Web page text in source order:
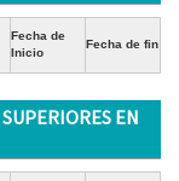
Fecha de
Inicio
Fecha de fin
EN